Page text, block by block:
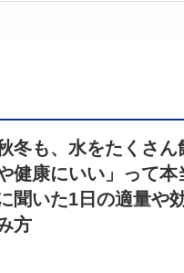
秋冬も、水をたくさ
健康にいい」って
聞いた1日の適量や
方